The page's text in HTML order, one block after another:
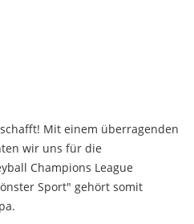
Mit einem überragenden
wir uns für die
Champions League
Sport" gehört somit